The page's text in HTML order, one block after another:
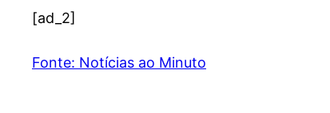
[ad_2]
Fonte: Notícias ao Minuto